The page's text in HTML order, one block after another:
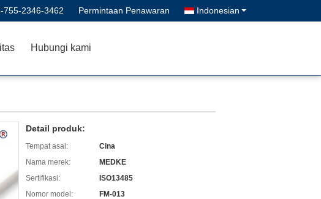
755-2346-3462 Permintaan Penawaran Indonesian
Hubungi kami
Detail produk:
Tempat asal:
Cina
Nama merek:
MEDKE
Sertifikasi:
ISO13485
Nomor model:
FM-013